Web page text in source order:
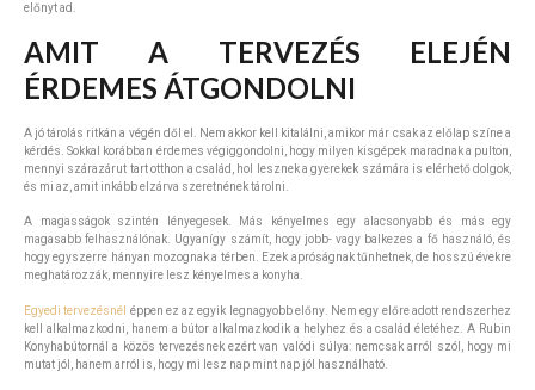
előnyt ad.
AMIT A TERVEZÉS ELEJÉN
ÉRDEMES ÁTGONDOLNI
A jó tárolás ritkán a végén dől el. Nem akkor kell kitalálni, amikor már csak az előlap színe a
kérdés. Sokkal korábban érdemes végiggondolni, hogy milyen kisgépek maradnak a pulton,
mennyi szárazárut tart otthon a család, hol lesznek a gyerekek számára is elérhető dolgok,
és mi az, amit inkább elzárva szeretnének tárolni.
A magasságok szintén lényegesek. Más kényelmes egy alacsonyabb és más egy
magasabb felhasználónak. Ugyanígy számít, hogy jobb- vagy balkezes a fő használó, és
hogy egyszerre hányan mozognak a térben. Ezek apróságnak tűnhetnek, de hosszú évekre
meghatározzák, mennyire lesz kényelmes a konyha.
Egyedi tervezésnél éppen ez az egyik legnagyobb előny. Nem egy előre adott rendszerhez
kell alkalmazkodni, hanem a bútor alkalmazkodik a helyhez és a család életéhez. A Rubin
Konyhabútornál a közös tervezésnek ezért van valódi súlya: nemcsak arról szól, hogy mi
mutat jól, hanem arról is, hogy mi lesz nap mint nap jól használható.